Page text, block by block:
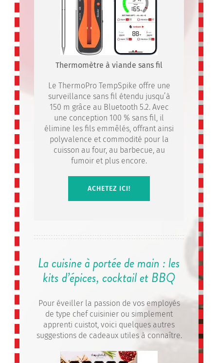
Thermomètre à viande sans fil
Le ThermoPro TempSpike offre une
surveillance sans fil étendu jusqu’à
150 m grâce au Bluetooth 5.2. Avec
une conception 100 % sans fil, il
élimine les fils emmêlés, offrant ainsi
polyvalence et commodité pour la
cuisson au four, au barbecue, au
fumoir et plus encore.
ACHETEZ ICI!
La cuisine à portée de main : les
kits d’épices, cocktail et BBQ
Pour éveiller la passion de vos employés
de type chef cuisinier ou simplement
apprenti cuistot, voici quelques autres
suggestions de cadeaux utiles à connaître.